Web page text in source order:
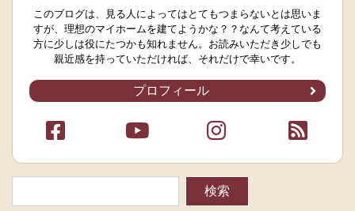
このブログは、見る人によってはとてもつまらないとは思いま
すが、理想のマイホームを建てようかな？？なんて考えている
方に少しは役にたつかも知れません。お読みいただき少しでも
親近感を持っていただければ、それだけで幸いです。